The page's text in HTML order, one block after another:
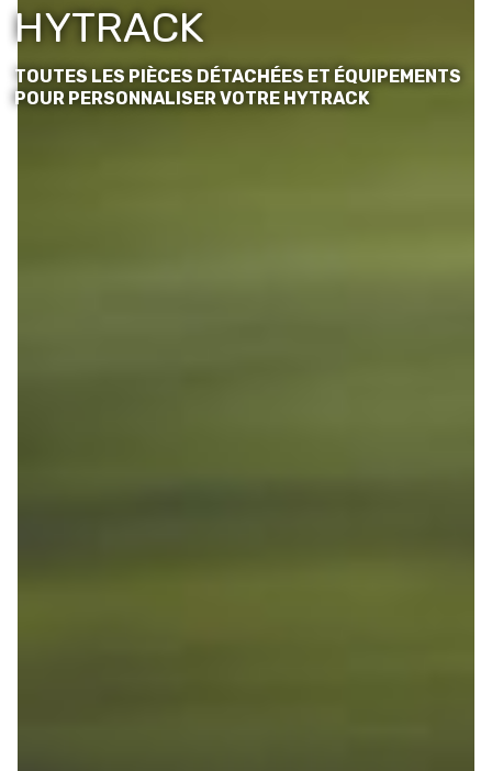
HYTRACK
TOUTES LES PIÈCES DÉTACHÉES ET ÉQUIPEMENTS
POUR PERSONNALISER VOTRE HYTRACK